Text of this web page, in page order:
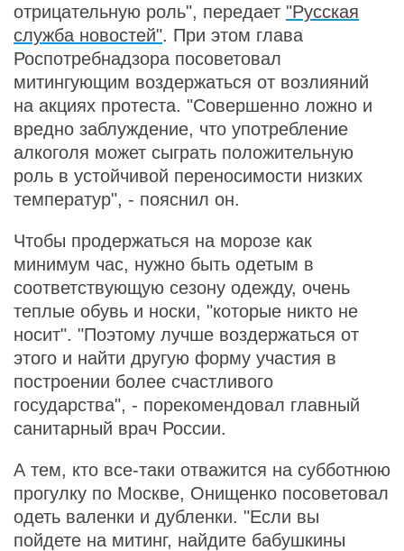
отрицательную роль", передает "Русская
служба новостей". При этом глава
Роспотребнадзора посоветовал
митингующим воздержаться от возлияний
на акциях протеста. "Совершенно ложно и
вредно заблуждение, что употребление
алкоголя может сыграть положительную
роль в устойчивой переносимости низких
температур", - пояснил он.
Чтобы продержаться на морозе как
минимум час, нужно быть одетым в
соответствующую сезону одежду, очень
теплые обувь и носки, "которые никто не
носит". "Поэтому лучше воздержаться от
этого и найти другую форму участия в
построении более счастливого
государства", - порекомендовал главный
санитарный врач России.
А тем, кто все-таки отважится на субботнюю
прогулку по Москве, Онищенко посоветовал
одеть валенки и дубленки. "Если вы
пойдете на митинг, найдите бабушкины